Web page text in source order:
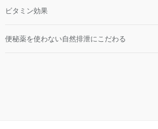
ビタミン効果
便秘薬を使わない自然排泄にこだわる